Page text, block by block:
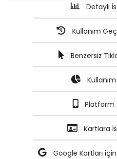
Detaylı
Kullanım
Benzersiz
Platform
Kartlara
Google Kartları